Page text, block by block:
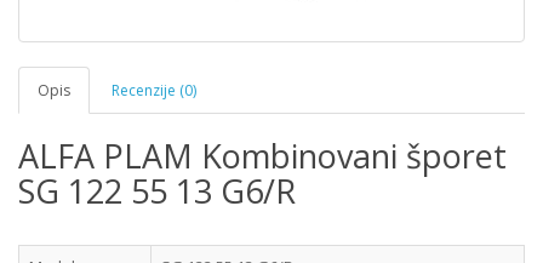
Opis Recenzije (0)
ALFA PLAM Kombinovani šporet
SG 122 55 13 G6/R